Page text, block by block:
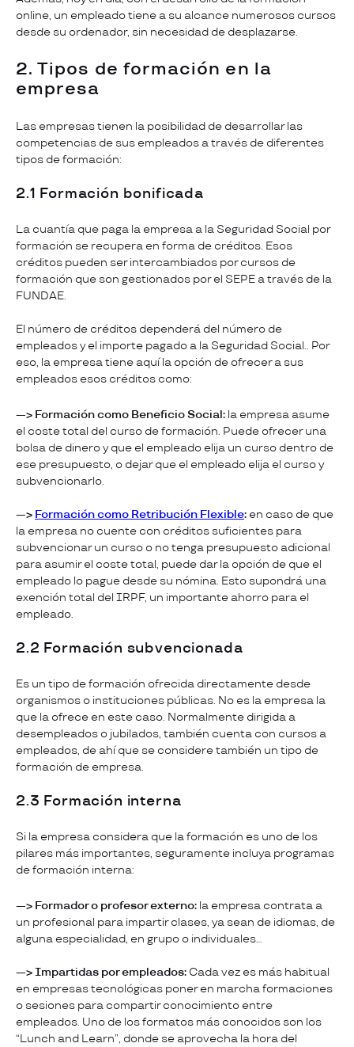
online, un empleado tiene a su alcance numerosos cursos
desde su ordenador, sin necesidad de desplazarse.
2. Tipos de formación en la
empresa
Las empresas tienen la posibilidad de desarrollar las
competencias de sus empleados a través de diferentes
tipos de formación:
2.1 Formación bonificada
La cuantía que paga la empresa a la Seguridad Social por
formación se recupera en forma de créditos. Esos
créditos pueden ser intercambiados por cursos de
formación que son gestionados por el SEPE a través de la
FUNDAE.
El número de créditos dependerá del número de
empleados y el importe pagado a la Seguridad Social.. Por
eso, la empresa tiene aquí la opción de ofrecer a sus
empleados esos créditos como:
—> Formación como Beneficio Social: la empresa asume
el coste total del curso de formación. Puede ofrecer una
bolsa de dinero y que el empleado elija un curso dentro de
ese presupuesto, o dejar que el empleado elija el curso y
subvencionarlo.
—> Formación como Retribución Flexible: en caso de que
la empresa no cuente con créditos suficientes para
subvencionar un curso o no tenga presupuesto adicional
para asumir el coste total, puede dar la opción de que el
empleado lo pague desde su nómina. Esto supondrá una
exención total del IRPF, un importante ahorro para el
empleado.
2.2 Formación subvencionada
Es un tipo de formación ofrecida directamente desde
organismos o instituciones públicas. No es la empresa la
que la ofrece en este caso. Normalmente dirigida a
desempleados o jubilados, también cuenta con cursos a
empleados, de ahí que se considere también un tipo de
formación de empresa.
2.3 Formación interna
Si la empresa considera que la formación es uno de los
pilares más importantes, seguramente incluya programas
de formación interna:
—> Formador o profesor externo: la empresa contrata a
un profesional para impartir clases, ya sean de idiomas, de
alguna especialidad, en grupo o individuales…
—> Impartidas por empleados: Cada vez es más habitual
en empresas tecnológicas poner en marcha formaciones
o sesiones para compartir conocimiento entre
empleados. Uno de los formatos más conocidos son los
“Lunch and Learn”, donde se aprovecha la hora del